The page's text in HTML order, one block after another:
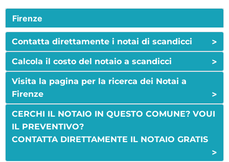
Firenze
Contatta direttamente i notai di scandicci >
Calcola il costo del notaio a scandicci >
Visita la pagina per la ricerca dei Notai a
Firenze
>
CERCHI IL NOTAIO IN QUESTO COMUNE? VOUI
IL PREVENTIVO?
CONTATTA DIRETTAMENTE IL NOTAIO GRATIS
>